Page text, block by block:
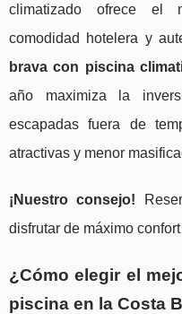
climatizado ofrece el
comodidad hotelera y
brava con piscina
año maximiza la
escapadas fuera de
atractivas y menor
¡Nuestro consejo!
disfrutar de máximo
¿Cómo elegir el
piscina en la Costa